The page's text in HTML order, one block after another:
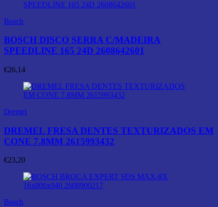
Bosch
BOSCH DISCO SERRA C/MADEIRA
SPEEDLINE 165 24D 2608642601
€26,14
Dremel
DREMEL FRESA DENTES TEXTURIZADOS EM
CONE 7.8MM 2615993432
€23,20
Bosch